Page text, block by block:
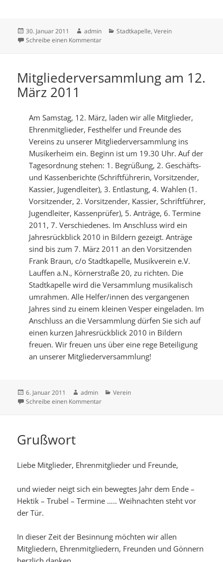
Veröffentlicht
am
30. Januar 2011 Autor
admin Kategorien
Stadtkapelle,Verein
Schreibe einen Kommentarzu Klassik-Open-Air-Konzert am
Mitgliederversammlung am 12.
März 2011
Am Samstag, 12. März, laden wir alle Mitglieder,
Ehrenmitglieder, Festhelfer und Freunde des
Vereins zu unserer Mitgliederversammlung ins
Musikerheim ein. Beginn ist um 19.30 Uhr. Auf der
Tagesordnung stehen: 1. Begrüßung, 2. Geschäfts-
und Kassenberichte (Schriftführerin, Vorsitzender,
Kassier, Jugendleiter), 3. Entlastung, 4. Wahlen (1.
Vorsitzender, 2. Vorsitzender, Kassier, Schriftführer,
Jugendleiter, Kassenprüfer), 5. Anträge, 6. Termine
2011, 7. Verschiedenes. Im Anschluss wird ein
Jahresrückblick 2010 in Bildern gezeigt. Anträge
sind bis zum 7. März 2011 an den Vorsitzenden
Frank Braun, c/o Stadtkapelle, Musikverein e.V.
Lauffen a.N., Körnerstraße 20, zu richten. Die
Stadtkapelle wird die Versammlung musikalisch
umrahmen. Alle Helfer/innen des vergangenen
Jahres sind zu einem kleinen Vesper eingeladen. Im
Anschluss an die Versammlung dürfen Sie sich auf
einen kurzen Jahresrückblick 2010 in Bildern
freuen. Wir freuen uns über eine rege Beteiligung
an unserer Mitgliederversammlung!
Veröffentlicht
am
6. Januar 2011 Autor
admin Kategorien
Verein
Schreibe einen Kommentarzu Mitgliederversammlung am 12. März
Grußwort
Liebe Mitglieder, Ehrenmitglieder und Freunde,
und wieder neigt sich ein bewegtes Jahr dem Ende –
Hektik – Trubel – Termine ….. Weihnachten steht vor
der Tür.
In dieser Zeit der Besinnung möchten wir allen
Mitgliedern, Ehrenmitgliedern, Freunden und Gönnern